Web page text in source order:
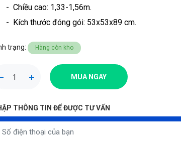
Chiều cao: 1,33-1,56m.
Kích thước đóng gói: 53x53x89 cm.
trạng: Hàng còn kho
MUA NGAY
THÔNG TIN ĐỂ ĐƯỢC TƯ VẤN